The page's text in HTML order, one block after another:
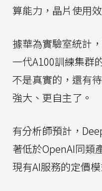
算能力，晶片使用
據華為實驗室統計
一代A100訓練集群
不是真實的，還有
強大、更自主了。
有分析師預計，
著低於OpenAI同類
現有AI服務的定價模